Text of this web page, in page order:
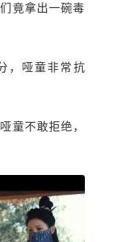
竟拿出一碗毒
，哑童非常抗
童不敢拒绝，